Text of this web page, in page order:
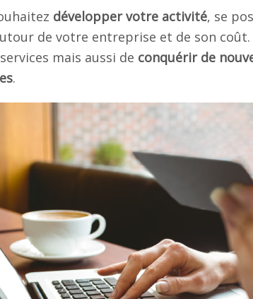
développer votre activité, se
de votre entreprise et de son
mais aussi de conquérir de
.